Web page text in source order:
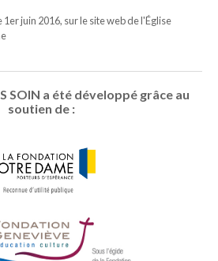
juin 2016, sur le site web de l'Église
SOIN a été développé grâce au
soutien de :